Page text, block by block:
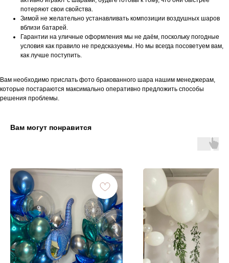
потеряют свои свойства.
Зимой не желательно устанавливать композиции воздушных шаров
вблизи батарей.
Гарантии на уличные оформления мы не даём, поскольку погодные
условия как правило не предсказуемы. Но мы всегда посоветуем вам,
как лучше поступить.
Вам необходимо прислать фото бракованного шара нашим менеджерам,
которые постараются максимально оперативно предложить способы
решения проблемы.
Вам могут понравится